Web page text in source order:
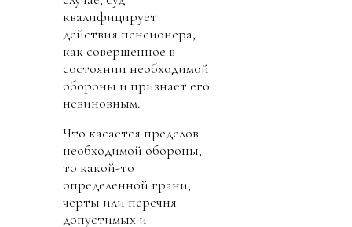
квалифицирует
действия пенсионера,
как совершенное в
состоянии необходимой
обороны и признает его
невиновным.
Что касается пределов
необходимой обороны,
то какой-то
определенной грани,
черты или перечня
допустимых и